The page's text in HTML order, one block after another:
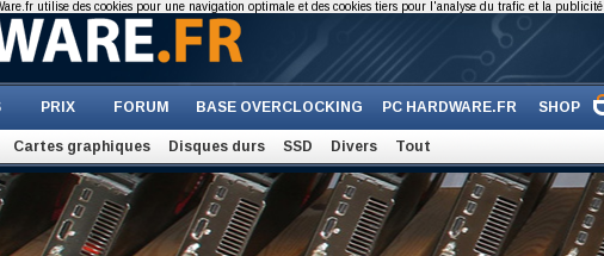
PRIX FORUM BASE OVERCLOCKING PC HARDWARE.FR SHOP
Cartes graphiques Disques durs SSD Divers Tout
utilise des cookies pour une navigation optimale et des cookies tiers pour l'analyse du trafic et la publicité